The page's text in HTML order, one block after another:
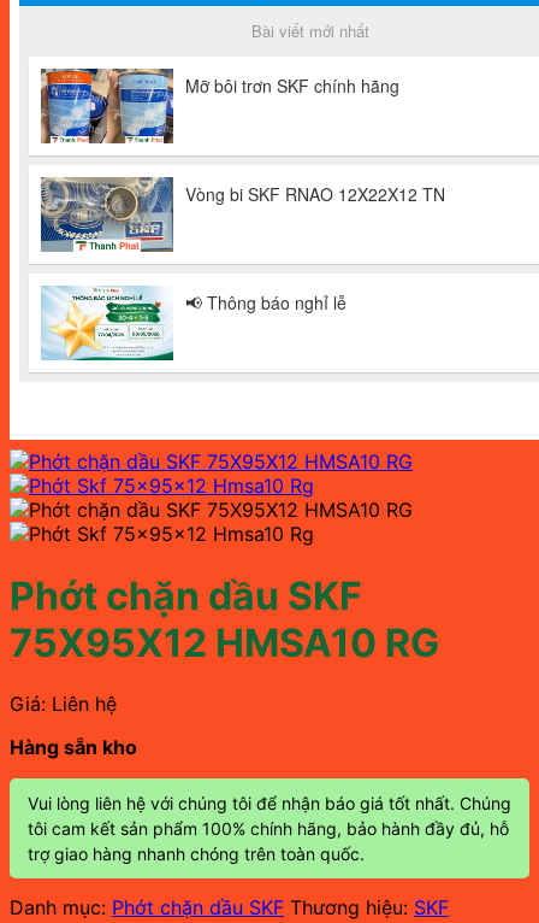
Phớt chặn dầu SKF
75X95X12 HMSA10 RG
Giá: Liên hệ
Hàng sẵn kho
Vui lòng liên hệ với chúng tôi để nhận báo giá tốt nhất. Chúng
tôi cam kết sản phẩm 100% chính hãng, bảo hành đầy đủ, hỗ
trợ giao hàng nhanh chóng trên toàn quốc.
Danh mục: Phớt chặn dầu SKF Thương hiệu: SKF